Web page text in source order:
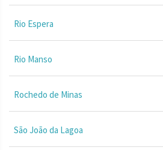
Rio Espera
Rio Manso
Rochedo de Minas
São João da Lagoa